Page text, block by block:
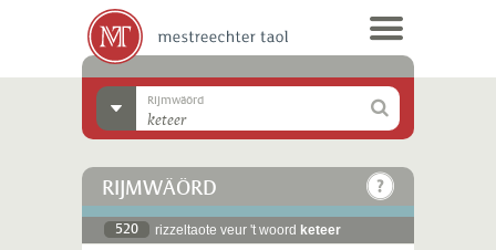
Rijmwäörd
RIJMWÄÖRD
520 rizzeltaote veur 't woord keteer